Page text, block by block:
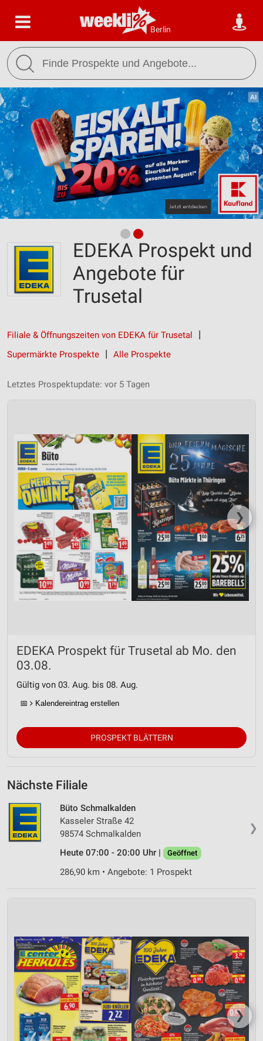
Berlin
EDEKA Prospekt und
Angebote für
Trusetal
Filiale & Öffnungszeiten von EDEKA für Trusetal
Supermärkte Prospekte
Alle Prospekte
Letztes Prospektupdate: vor 5 Tagen
❯
EDEKA Prospekt für Trusetal ab Mo. den
03.08.
Gültig von 03. Aug. bis 08. Aug.
📅 Kalendereintrag erstellen
PROSPEKT BLÄTTERN
Nächste Filiale
❯
Büto Schmalkalden
Kasseler Straße 42
98574 Schmalkalden
Heute 07:00 - 20:00 Uhr |
Geöffnet
286,90 km • Angebote: 1 Prospekt
❯